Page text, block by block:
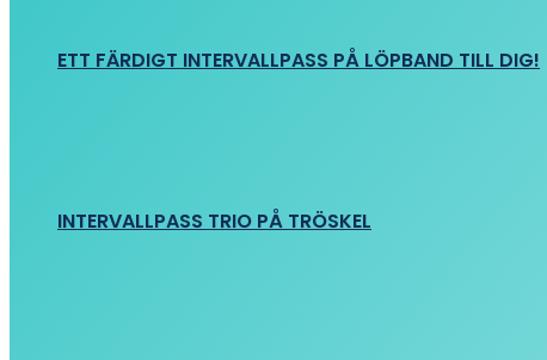
ETT FÄRDIGT INTERVALLPASS PÅ LÖPBAND TILL DIG!
INTERVALLPASS TRIO PÅ TRÖSKEL